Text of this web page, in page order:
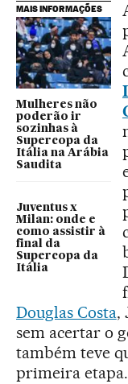
MAIS INFORMAÇÕES
Mulheres não
poderão ir
sozinhas à
Supercopa da
Itália na Arábia
Saudita
Juventus x
Milan: onde e
como assistir à
final da
Supercopa da
Itália
Douglas Costa,
sem acertar o
também teve
primeira etapa.